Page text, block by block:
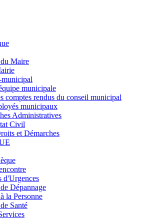
Maire
municipale
comptes rendus du conseil municipal
municipaux
Administratives
Civil
et Démarches
d'Urgences
Dépannage
la Personne
Santé